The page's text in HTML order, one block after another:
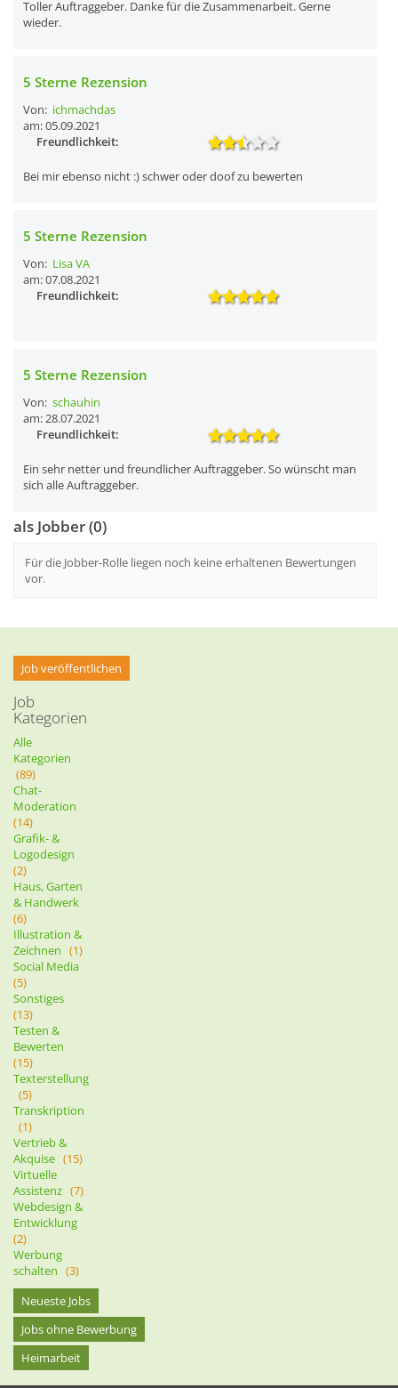
Toller Auftraggeber. Danke für die Zusammenarbeit. Gerne
wieder.
5 Sterne Rezension
Von: ichmachdas
am: 05.09.2021
Freundlichkeit:
Bei mir ebenso nicht :) schwer oder doof zu bewerten
5 Sterne Rezension
Von: Lisa VA
am: 07.08.2021
Freundlichkeit:
5 Sterne Rezension
Von: schauhin
am: 28.07.2021
Freundlichkeit:
Ein sehr netter und freundlicher Auftraggeber. So wünscht man
sich alle Auftraggeber.
als Jobber (0)
Für die Jobber-Rolle liegen noch keine erhaltenen Bewertungen
vor.
Job veröffentlichen
Job
Kategorien
Alle
Kategorien
(89)
Chat-
Moderation
(14)
Grafik- &
Logodesign
(2)
Haus, Garten
& Handwerk
(6)
Illustration &
Zeichnen (1)
Social Media
(5)
Sonstiges
(13)
Testen &
Bewerten
(15)
Texterstellung
(5)
Transkription
(1)
Vertrieb &
Akquise (15)
Virtuelle
Assistenz (7)
Webdesign &
Entwicklung
(2)
Werbung
schalten (3)
Neueste Jobs
Jobs ohne Bewerbung
Heimarbeit